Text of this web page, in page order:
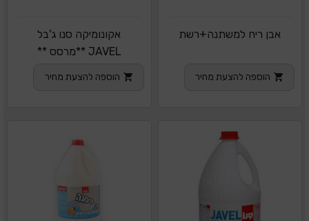
אבן ריח למשתנה+רשת
הוספה להצעת מחיר
אקונומיקה סנו ג'בל
JAVEL **מרסס **
הוספה להצעת מחיר